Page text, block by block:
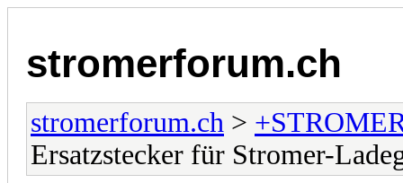
stromerforum.ch
stromerforum.ch >
Ersatzstecker für Stromer-